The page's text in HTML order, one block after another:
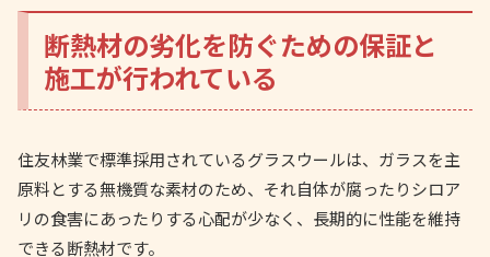
断熱材の劣化を防ぐための保証と
施工が行われている
住友林業で標準採用されているグラスウールは、ガラスを主
原料とする無機質な素材のため、それ自体が腐ったりシロア
リの食害にあったりする心配が少なく、長期的に性能を維持
できる断熱材です。